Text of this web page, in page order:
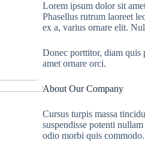
Lorem ipsum dolor sit
Phasellus rutrum laoreet
ex a, varius ornare elit.
Donec porttitor, diam quis
amet ornare orci.
About Our Company
Cursus turpis massa
suspendisse potenti
odio morbi quis commodo.